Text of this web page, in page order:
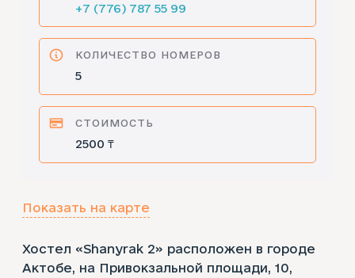
Хостел «Shanyrak 2» расположен в городе
Актобе, на Привокзальной площади, 10,
+7 (776) 787 55 99
КОЛИЧЕСТВО НОМЕРОВ
5
СТОИМОСТЬ
2500 ₸
Показать на карте